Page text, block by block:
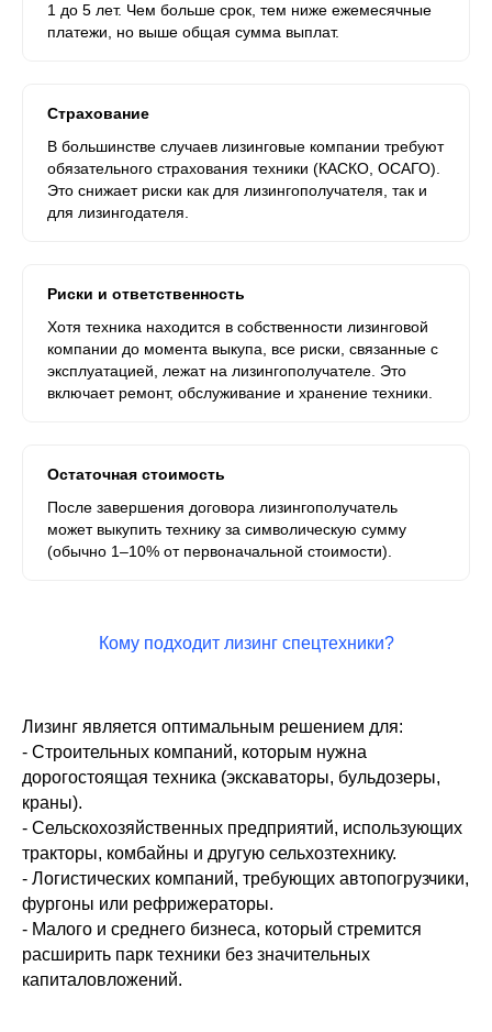
1 до 5 лет. Чем больше срок, тем ниже ежемесячные
платежи, но выше общая сумма выплат.
Страхование
В большинстве случаев лизинговые компании требуют
обязательного страхования техники (КАСКО, ОСАГО).
Это снижает риски как для лизингополучателя, так и
для лизингодателя.
Риски и ответственность
Хотя техника находится в собственности лизинговой
компании до момента выкупа, все риски, связанные с
эксплуатацией, лежат на лизингополучателе. Это
включает ремонт, обслуживание и хранение техники.
Остаточная стоимость
После завершения договора лизингополучатель
может выкупить технику за символическую сумму
(обычно 1–10% от первоначальной стоимости).
Кому подходит лизинг спецтехники?
Лизинг является оптимальным решением для:
- Строительных компаний, которым нужна
дорогостоящая техника (экскаваторы, бульдозеры,
краны).
- Сельскохозяйственных предприятий, использующих
тракторы, комбайны и другую сельхозтехнику.
- Логистических компаний, требующих автопогрузчики,
фургоны или рефрижераторы.
- Малого и среднего бизнеса, который стремится
расширить парк техники без значительных
капиталовложений.